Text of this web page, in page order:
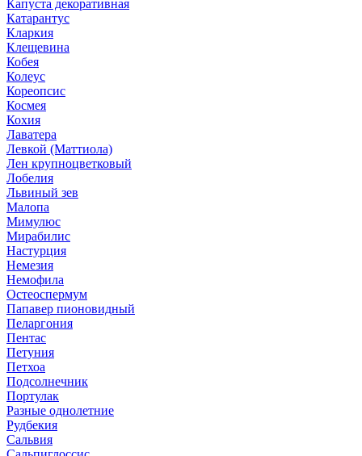
Капуста декоративная
Катарантус
Кларкия
Клещевина
Кобея
Колеус
Кореопсис
Космея
Кохия
Лаватера
Левкой (Маттиола)
Лен крупноцветковый
Лобелия
Львиный зев
Малопа
Мимулюс
Мирабилис
Настурция
Немезия
Немофила
Остеоспермум
Папавер пионовидный
Пеларгония
Пентас
Петуния
Петхоа
Подсолнечник
Портулак
Разные однолетние
Рудбекия
Сальвия